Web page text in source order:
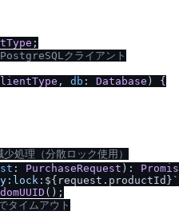
;
PostgreSQLクライアント
, db : Database ) {
少処理（分散ロック使用）
: PurchaseRequest ):
${request.productId} `
();
タイムアウト